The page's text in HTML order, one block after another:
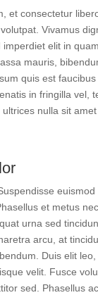
et consectetur
Vivamus
elit in
mauris,
quis est
in fringilla vel,
nulla sit
euismod
et metus
urna sed
arcu, at
Duis elit
velit. Fusce
sed. Phasellus